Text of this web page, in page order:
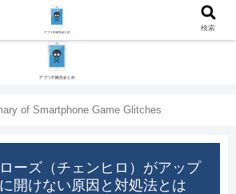
of Smartphone Game Glitches
ーズ（チェンヒロ）がアップ
開けない原因と対処法とは
検索